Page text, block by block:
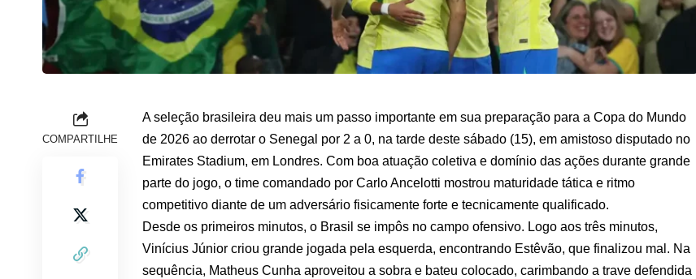
COMPARTILHE
A seleção brasileira deu mais um passo importante em sua preparação para a Copa do Mundo
de 2026 ao derrotar o Senegal por 2 a 0, na tarde deste sábado (15), em amistoso disputado no
Emirates Stadium, em Londres. Com boa atuação coletiva e domínio das ações durante grande
parte do jogo, o time comandado por Carlo Ancelotti mostrou maturidade tática e ritmo
competitivo diante de um adversário fisicamente forte e tecnicamente qualificado.
Desde os primeiros minutos, o Brasil se impôs no campo ofensivo. Logo aos três minutos,
Vinícius Júnior criou grande jogada pela esquerda, encontrando Estêvão, que finalizou mal. Na
sequência, Matheus Cunha aproveitou a sobra e bateu colocado, carimbando a trave defendida